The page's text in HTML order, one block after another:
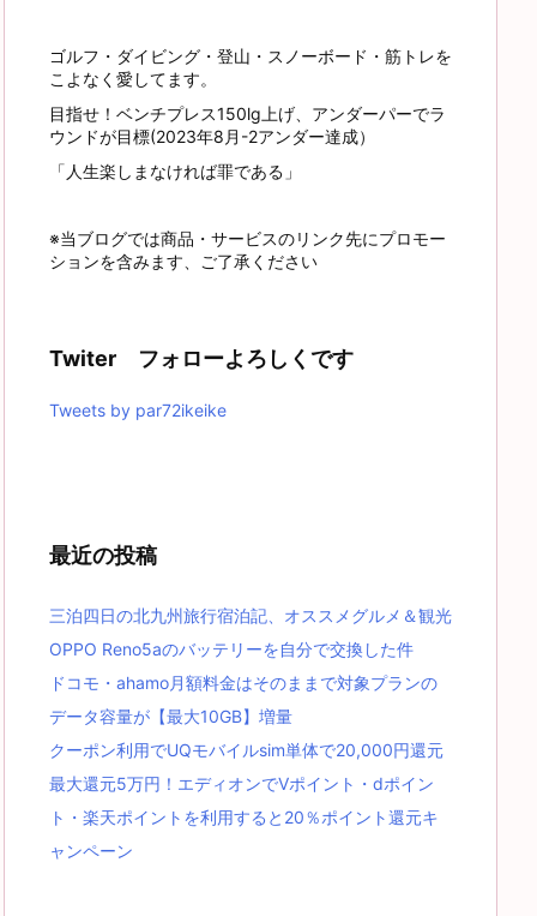
ゴルフ・ダイビング・登山・スノーボード・筋トレを
こよなく愛してます。
目指せ！ベンチプレス150lg上げ、アンダーパーでラ
ウンドが目標(2023年8月-2アンダー達成）
「人生楽しまなければ罪である」
※当ブログでは商品・サービスのリンク先にプロモー
ションを含みます、ご了承ください
Twiter フォローよろしくです
Tweets by par72ikeike
最近の投稿
三泊四日の北九州旅行宿泊記、オススメグルメ＆観光
OPPO Reno5aのバッテリーを自分で交換した件
ドコモ・ahamo月額料金はそのままで対象プランの
データ容量が【最大10GB】増量
クーポン利用でUQモバイルsim単体で20,000円還元
最大還元5万円！エディオンでVポイント・dポイン
ト・楽天ポイントを利用すると20％ポイント還元キ
ャンペーン